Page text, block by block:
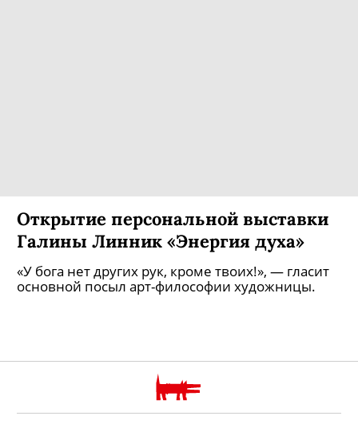
Открытие персональной выставки
Галины Линник «Энергия духа»
«У бога нет других рук, кроме твоих!», — гласит
основной посыл арт-философии художницы.